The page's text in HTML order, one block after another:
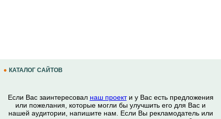
КАТАЛОГ САЙТОВ
Если Вас заинтересовал наш проекти у Вас есть предложения
или пожелания, которые могли бы улучшить его для Вас и
нашей аудитории, напишите нам. Если Вы рекламодатель или